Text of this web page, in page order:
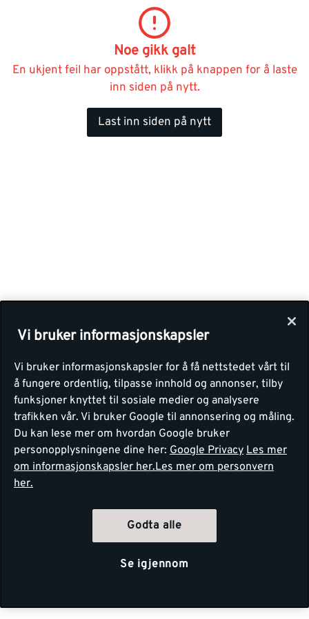
Noe gikk galt
En ukjent feil har oppstått, klikk på knappen for å laste
inn siden på nytt.
Last inn siden på nytt
Vi bruker informasjonskapsler
Vi bruker informasjonskapsler for å få nettstedet vårt til
å fungere ordentlig, tilpasse innhold og annonser, tilby
funksjoner knyttet til sosiale medier og analysere
trafikken vår. Vi bruker Google til annonsering og måling.
Du kan lese mer om hvordan Google bruker
personopplysningene dine her: Google Privacy Les mer
om informasjonskapsler her.Les mer om personvern
her.
Godta alle
Se igjennom